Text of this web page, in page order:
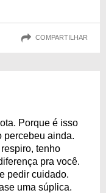
COMPARTILHAR
Porque é isso
percebeu ainda.
tenho
pra você.
pedir cuidado.
uma súplica.